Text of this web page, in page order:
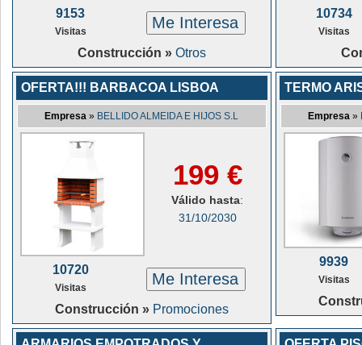
9153
Visitas Me Interesa
Construcción » Otros
10734
Visitas
OFERTA!!! BARBACOA LISBOA
Empresa » BELLIDO ALMEIDA E HIJOS S.L
199 €
Válido hasta:
31/10/2030
10720
Visitas Me Interesa
Construcción » Promociones
TERMO
Empresa »
9939
Visitas